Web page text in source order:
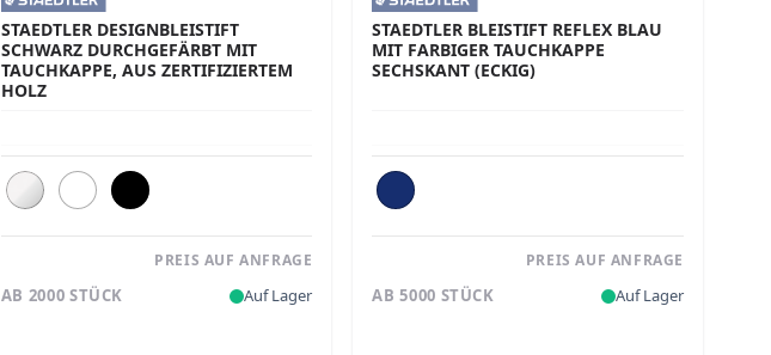
STAEDTLER DESIGNBLEISTIFT
SCHWARZ DURCHGEFÄRBT MIT
TAUCHKAPPE, AUS ZERTIFIZIERTEM
HOLZ
PREIS AUF ANFRAGE
AB 2000 STÜCK Auf Lager
STAEDTLER BLEISTIFT REFLEX BLAU
MIT FARBIGER TAUCHKAPPE
SECHSKANT (ECKIG)
PREIS AUF ANFRAGE
AB 5000 STÜCK Auf Lager